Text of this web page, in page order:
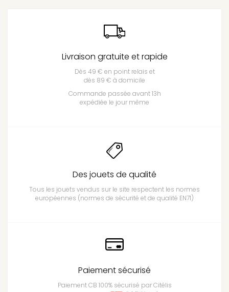
Livraison gratuite et rapide
Dès 49 € en point relais et
dès 89 € à domicile
Commande passée avant 13h
expédiée le jour même
Des jouets de qualité
Tous les jouets vendus sur le site respectent les normes
européennes (normes de sécurité et de qualité EN71)
Paiement sécurisé
Paiement CB 100% sécurisé par Citélis